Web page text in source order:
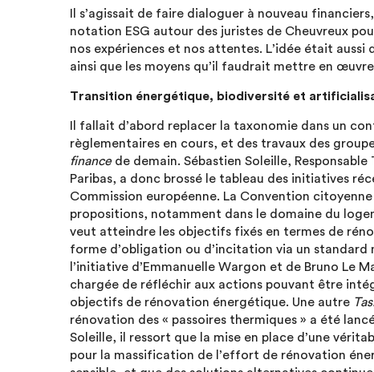
Il s’agissait de faire dialoguer à nouveau
notation ESG autour des juristes de Cheuvreux
nos expériences et nos attentes. L’idée était
ainsi que les moyens qu’il faudrait mettre en
Transition énergétique, biodiversité et
Il fallait d’abord replacer la taxonomie dans un
règlementaires en cours, et des travaux des
financede demain. Sébastien Soleille,
Paribas, a donc brossé le tableau des initiatives
Commission européenne. La Convention
propositions, notamment dans le domaine du
veut atteindre les objectifs fixés en termes de
forme d’obligation ou d’incitation via un standard
l’initiative d’Emmanuelle Wargon et de Bruno Le
chargée de réfléchir aux actions pouvant être
objectifs de rénovation énergétique. Une autre
rénovation des « passoires thermiques » a été
Soleille, il ressort que la mise en place d’une
pour la massification de l’effort de rénovation